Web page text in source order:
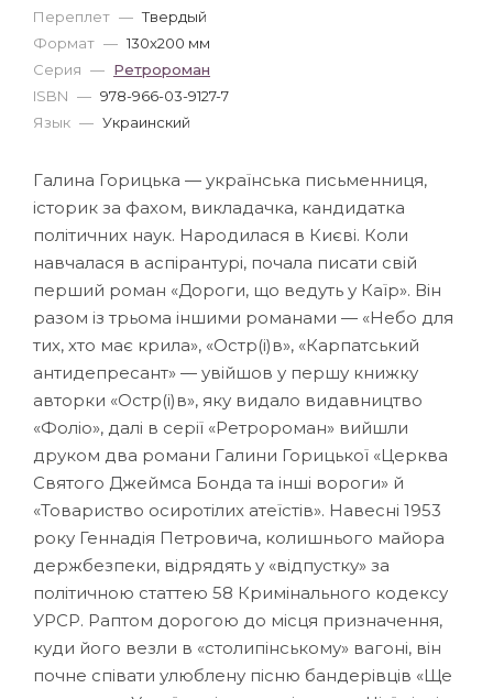
Переплет — Твердый
Формат — 130x200 мм
Серия — Ретророман
ISBN — 978-966-03-9127-7
Язык — Украинский
Галина Горицька — українська письменниця,
історик за фахом, викладачка, кандидатка
політичних наук. Народилася в Києві. Коли
навчалася в аспірантурі, почала писати свій
перший роман «Дороги, що ведуть у Каїр». Він
разом із трьома іншими романами — «Небо для
тих, хто має крила», «Остр(і)в», «Карпатський
антидепресант» — увійшов у першу книжку
авторки «Остр(і)в», яку видало видавництво
«Фоліо», далі в серії «Ретророман» вийшли
друком два романи Галини Горицької «Церква
Святого Джеймса Бонда та інші вороги» й
«Товариство осиротілих атеїстів». Навесні 1953
року Геннадія Петровича, колишнього майора
держбезпеки, відрядять у «відпустку» за
політичною статтею 58 Кримінального кодексу
УРСР. Раптом дорогою до місця призначення,
куди його везли в «столипінському» вагоні, він
почне співати улюблену пісню бандерівців «Ще